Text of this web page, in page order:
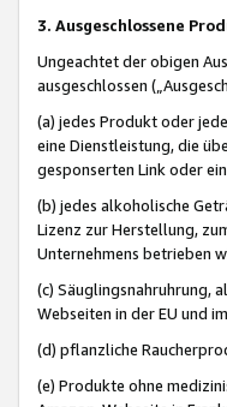
3. Ausgeschlossene
Ungeachtet der obigen
ausgeschlossen
(a) jedes Produkt oder
eine Dienstleistung, die
gesponserten Link oder
(b) jedes alkoholische
Lizenz zur Herstellung,
Unternehmens betrieben
(c) Säuglingsnahruhrung,
Webseiten in der EU und
(d) pflanzliche
(e) Produkte ohne